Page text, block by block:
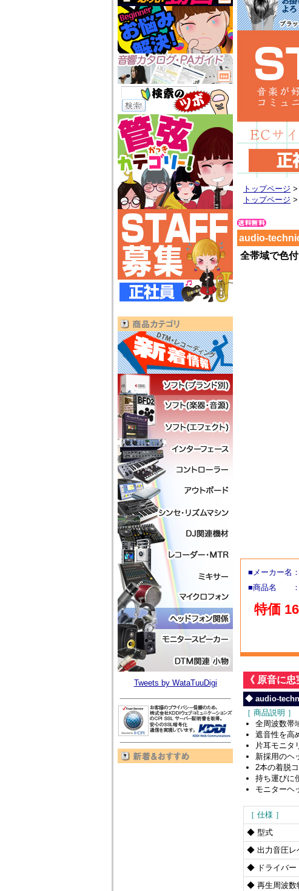
Tweets by WataTuuDigi
トップページ >
トップページ >
audio-
全帯域で色
■メーカー名：
■商品名 ：
特価
《 原音に
◆ audio-
［ 商品説明 ］
全周波数帯
遮音性を高
片耳モニタ
新採用のヘ
2本の着脱
持ち運びに
モニターヘ
［ 仕様 ］
◆ 型式
◆ 出力音圧レ
◆ ドライバー
◆ 再生周波数